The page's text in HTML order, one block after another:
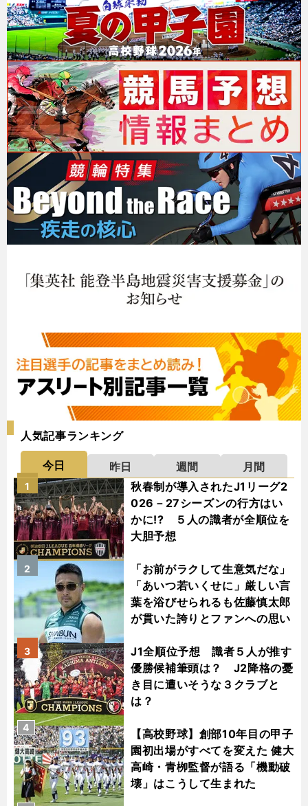
人気記事ランキング
今日 昨日 週間
月間
秋春制が導入されたJ1リーグ2
026－27シーズンの行方はい
かに!? ５人の識者が全順位を
大胆予想
1
「お前がラクして生意気だな」
「あいつ若いくせに」厳しい言
葉を浴びせられるも佐藤慎太郎
が貫いた誇りとファンへの思い
2
J1全順位予想 識者５人が推す
優勝候補筆頭は？ J2降格の憂
き目に遭いそうな３クラブと
は？
3
【高校野球】創部10年目の甲子
園初出場がすべてを変えた 健大
高崎・青栁監督が語る「機動破
壊」はこうして生まれた
4